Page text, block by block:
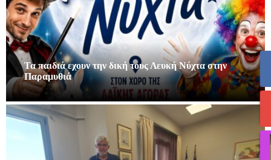
Τα παιδιά εχουν την δική τους Λευκή Νύχτα στην
Παραμυθιά